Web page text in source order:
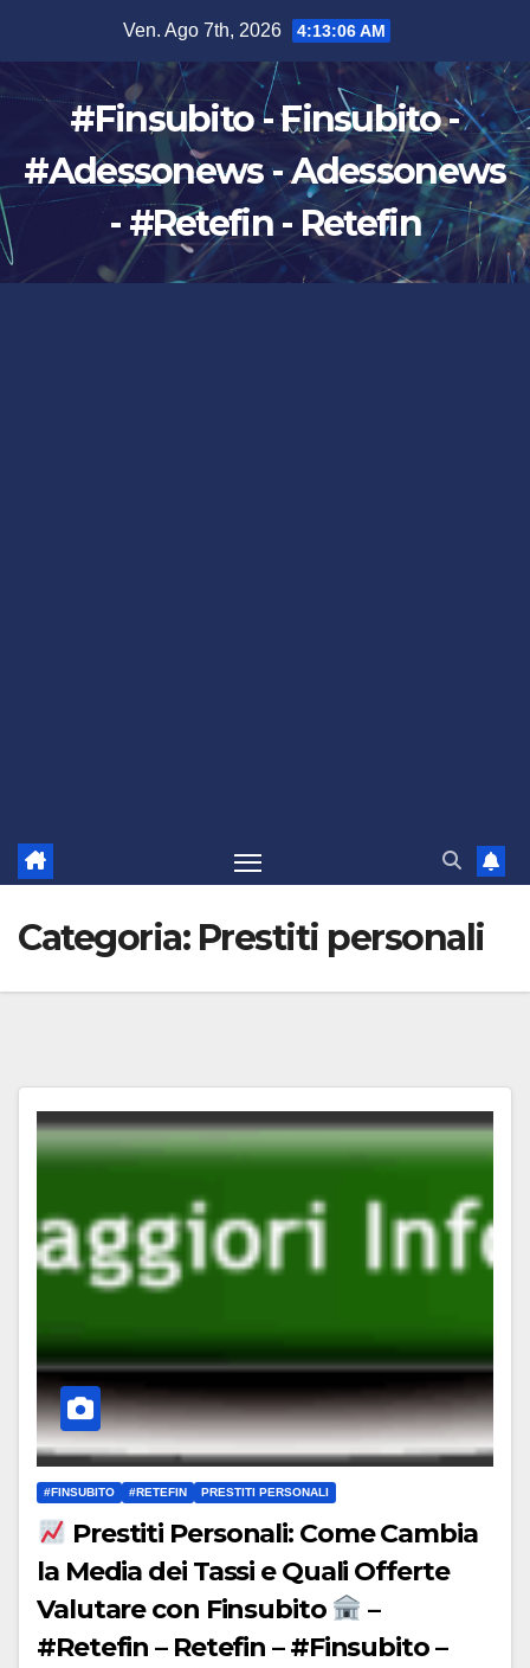
contenuto
Ven. Ago 7th, 2026 4:13:08 AM
#Finsubito - Finsubito -
#Adessonews - Adessonews
- #Retefin - Retefin
Categoria: Prestiti personali
#FINSUBITO #RETEFIN PRESTITI PERSONALI
Prestiti Personali: Come Cambia
la Media dei Tassi e Quali Offerte
Valutare con Finsubito
–
#Retefin – Retefin – #Finsubito –